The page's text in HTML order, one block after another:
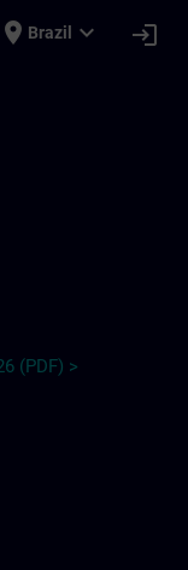
place Brazil expand_more login
(PDF) >